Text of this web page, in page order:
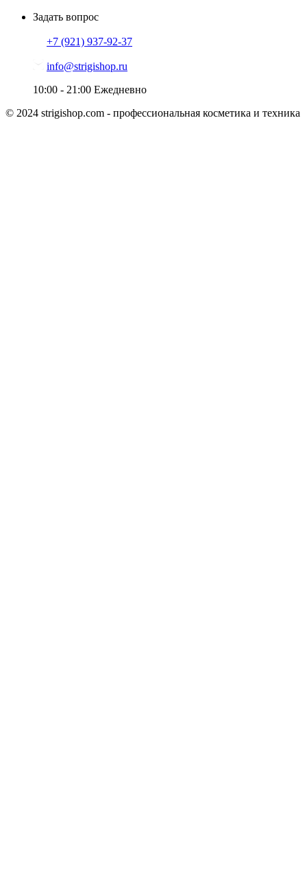
Задать вопрос
+7 (921) 937-92-37
info@strigishop.ru
10:00 - 21:00 Ежедневно
© 2024 strigishop.com - профессиональная косметика и техника